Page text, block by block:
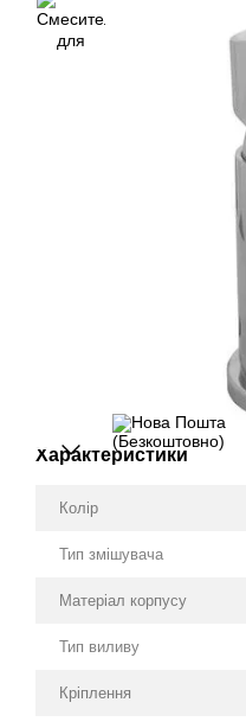
Характеристики
Колір
Тип змішувача
Матеріал корпусу
Тип виливу
Кріплення